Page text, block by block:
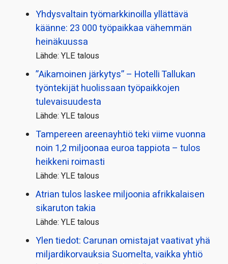
Yhdysvaltain työmarkkinoilla yllättävä
käänne: 23 000 työpaikkaa vähemmän
heinäkuussa
Lähde: YLE talous
”Aikamoinen järkytys” – Hotelli Tallukan
työntekijät huolissaan työpaikkojen
tulevaisuudesta
Lähde: YLE talous
Tampereen areenayhtiö teki viime vuonna
noin 1,2 miljoonaa euroa tappiota – tulos
heikkeni roimasti
Lähde: YLE talous
Atrian tulos laskee miljoonia afrikkalaisen
sikaruton takia
Lähde: YLE talous
Ylen tiedot: Carunan omistajat vaativat yhä
miljardi­korvauksia Suomelta, vaikka yhtiö